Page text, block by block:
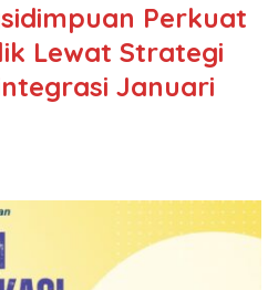
Perkuat
Lewat Strategi
Januari